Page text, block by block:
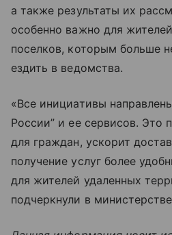
а также результаты их
особенно важно для
поселков, которым больше
ездить в ведомства.
«Все инициативы
России” и ее сервисов. Это
для граждан, ускорит
получение услуг более
для жителей удаленных
подчеркнули в